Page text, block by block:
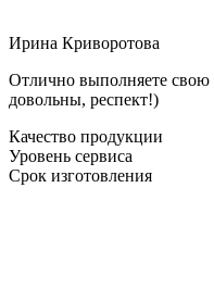
Ирина Криворотова
Отлично выполняете свою
довольны, респект!)
Качество продукции
Уровень сервиса
Срок изготовления